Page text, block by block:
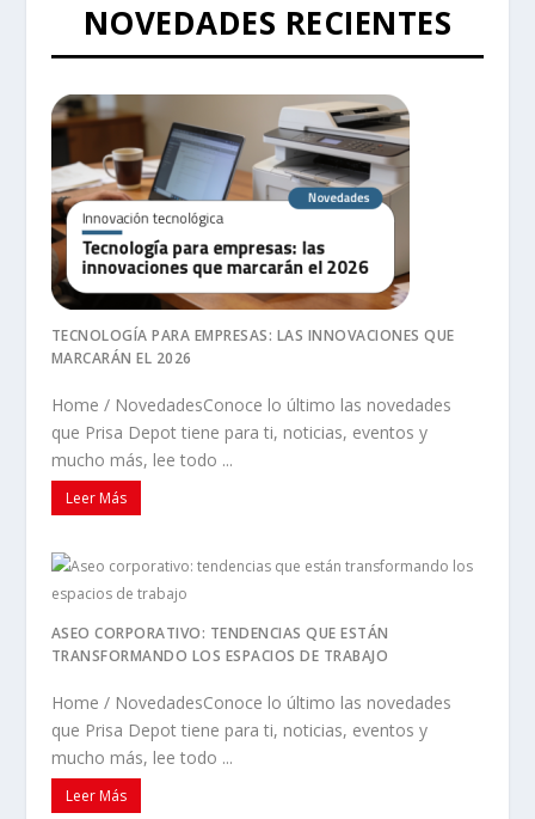
NOVEDADES RECIENTES
TECNOLOGÍA PARA EMPRESAS: LAS INNOVACIONES QUE
MARCARÁN EL 2026
Home / NovedadesConoce lo último las novedades
que Prisa Depot tiene para ti, noticias, eventos y
mucho más, lee todo ...
Leer Más
ASEO CORPORATIVO: TENDENCIAS QUE ESTÁN
TRANSFORMANDO LOS ESPACIOS DE TRABAJO
Home / NovedadesConoce lo último las novedades
que Prisa Depot tiene para ti, noticias, eventos y
mucho más, lee todo ...
Leer Más